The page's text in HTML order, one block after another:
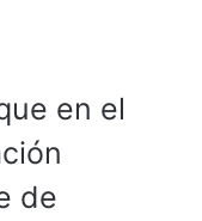
en el
de